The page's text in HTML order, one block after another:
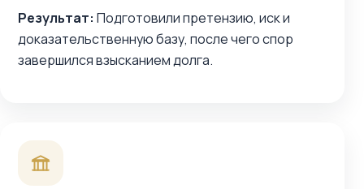
Результат: Подготовили претензию, иск и
доказательственную базу, после чего спор
завершился взысканием долга.